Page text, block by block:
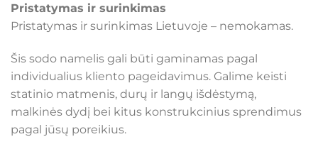
Pristatymas ir surinkimas
Pristatymas ir surinkimas Lietuvoje – nemokamas.
Šis sodo namelis gali būti gaminamas pagal
individualius kliento pageidavimus. Galime keisti
statinio matmenis, durų ir langų išdėstymą,
malkinės dydį bei kitus konstrukcinius sprendimus
pagal jūsų poreikius.